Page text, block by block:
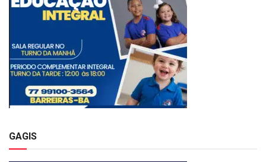
GAGIS